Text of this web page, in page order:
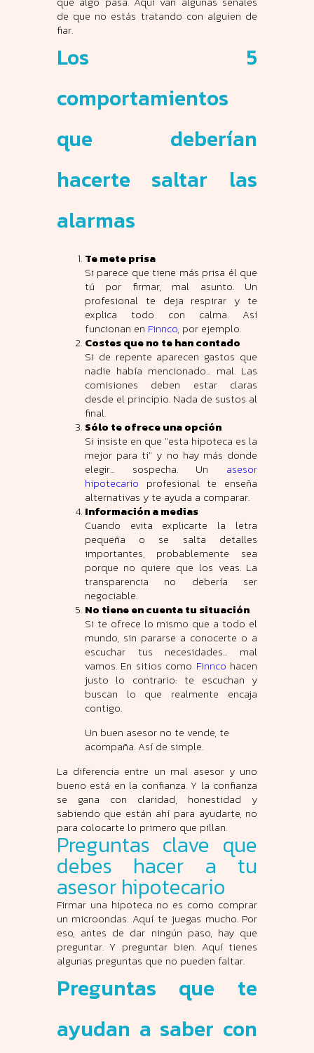
de que no estás tratando con alguien de
fiar.
Los 5
comportamientos
que deberían
hacerte saltar las
alarmas
Te mete prisa
Si parece que tiene más prisa él que
tú por firmar, mal asunto. Un
profesional te deja respirar y te
explica todo con calma. Así
funcionan en Finnco, por ejemplo.
Costes que no te han contado
Si de repente aparecen gastos que
nadie había mencionado... mal. Las
comisiones deben estar claras
desde el principio. Nada de sustos al
final.
Sólo te ofrece una opción
Si insiste en que "esta hipoteca es la
mejor para ti" y no hay más donde
elegir... sospecha. Un asesor
hipotecario profesional te enseña
alternativas y te ayuda a comparar.
Información a medias
Cuando evita explicarte la letra
pequeña o se salta detalles
importantes, probablemente sea
porque no quiere que los veas. La
transparencia no debería ser
negociable.
No tiene en cuenta tu situación
Si te ofrece lo mismo que a todo el
mundo, sin pararse a conocerte o a
escuchar tus necesidades... mal
vamos. En sitios como Finnco hacen
justo lo contrario: te escuchan y
buscan lo que realmente encaja
contigo.
Un buen asesor no te vende, te
acompaña. Así de simple.
La diferencia entre un mal asesor y uno
bueno está en la confianza. Y la confianza
se gana con claridad, honestidad y
sabiendo que están ahí para ayudarte, no
para colocarte lo primero que pillan.
Preguntas clave que
debes hacer a tu
asesor hipotecario
Firmar una hipoteca no es como comprar
un microondas. Aquí te juegas mucho. Por
eso, antes de dar ningún paso, hay que
preguntar. Y preguntar bien. Aquí tienes
algunas preguntas que no pueden faltar.
Preguntas que te
ayudan a saber con